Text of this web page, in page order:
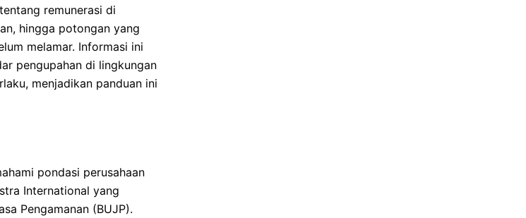
remunerasi di
hingga potongan yang
melamar. Informasi ini
pengupahan di lingkungan
menjadikan panduan ini
pondasi perusahaan
International yang
Pengamanan (BUJP).